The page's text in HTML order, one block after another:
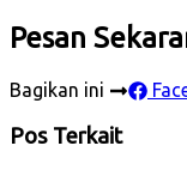
Pesan
Bagikan ini
Pos Terkait